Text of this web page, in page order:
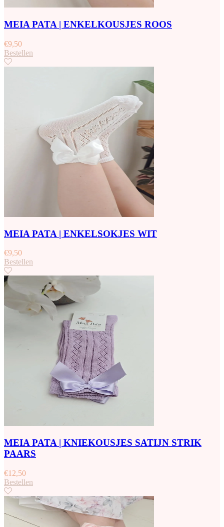
MEIA PATA | ENKELKOUSJES ROOS
€9,50
Bestellen
MEIA PATA | ENKELSOKJES WIT
€9,50
Bestellen
MEIA PATA | KNIEKOUSJES SATIJN STRIK
PAARS
€12,50
Bestellen